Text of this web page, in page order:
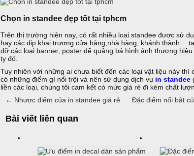
Chọn in standee đẹp tốt tại tphcm
Trên thị trường hiện nay, có rất nhiều loại standee được sử
hay các dịp khai trương cửa hàng,nhà hàng, khánh thành…
đỡ các loại banner, poster để quảng bá hình ảnh thương
ty đó.
Tuy nhiên với những ai chưa biết đến các loại vật liệu này
có những điểm gì nổi trội và nên sử dụng dịch vụ in standee
liền các loại, chúng tôi cam kết có mức giá rẻ đi kèm chất
← Nhược điểm của in standee giá rẻ Đặc điểm nổi bật
Bài viết liên quan